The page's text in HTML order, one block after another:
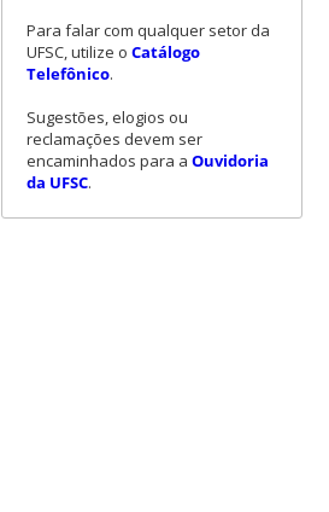
Para falar com qualquer setor da
UFSC, utilize o Catálogo
Telefônico.
Sugestões, elogios ou
reclamações devem ser
encaminhados para a Ouvidoria
da UFSC.